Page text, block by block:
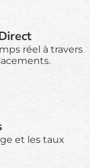
réel à travers
et les taux